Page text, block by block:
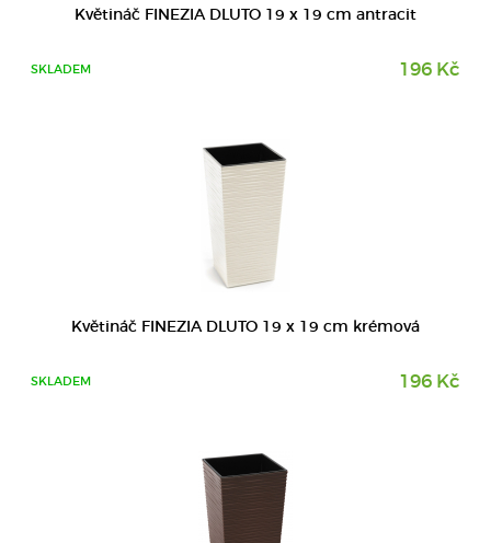
Květináč FINEZIA DLUTO 19 x 19 cm antracit
SKLADEM 196 Kč
Květináč FINEZIA DLUTO 19 x 19 cm krémová
SKLADEM 196 Kč